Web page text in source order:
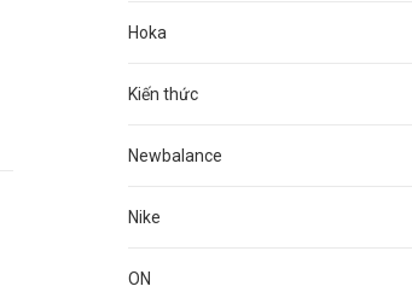
Hoka
Kiến thức
Newbalance
Nike
ON